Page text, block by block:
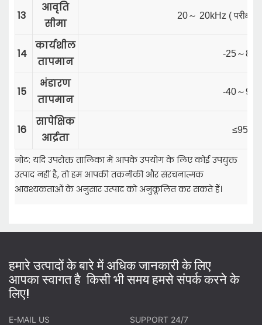
13
आवृति
सीमा
20～ 20kHz (
14
कार्यशील
तापमान
-25～85
15
भंडारण
तापमान
-40～90
16
सापेक्षिक
आर्द्रता
≤95%
नोट: यदि उपरोक्त तालिका में आपके उपयोग के लिए कोई उपयुक्त
उत्पाद नहीं है, तो हम आपकी तकनीकी और संरचनात्मक
आवश्यकताओं के अनुसार उत्पाद को अनुकूलित कर सकते हैं।
हमारे उत्पादों के बारे में अधिक जानकारी के लिए
आपका स्वागत है किसी भी समय हमसे संपर्क करने के
लिए!
E-MAIL US SUPPORT 24/7